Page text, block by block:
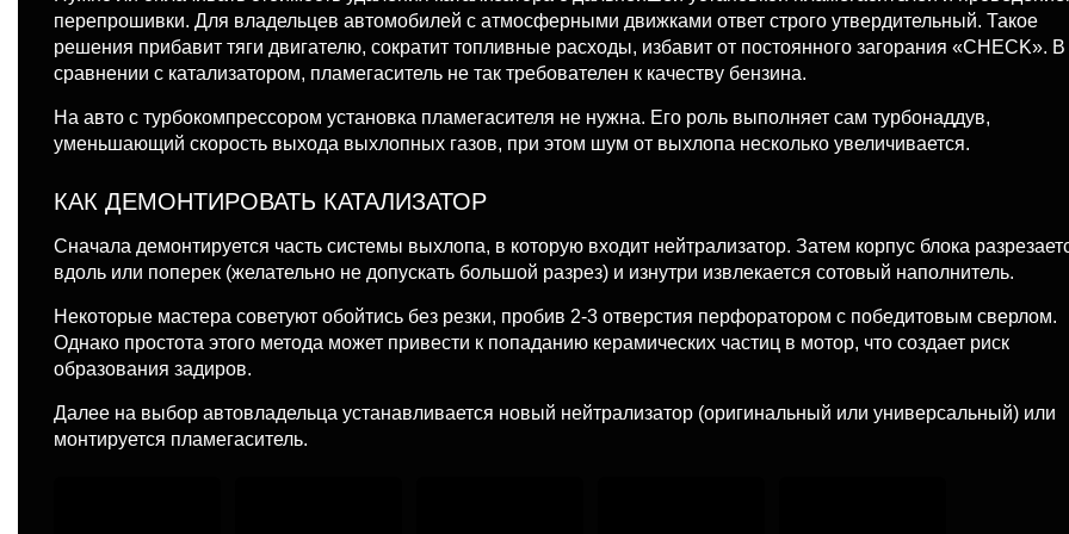
перепрошивки. Для владельцев автомобилей с атмосферными движками ответ строго утвердительный. Такое
решения прибавит тяги двигателю, сократит топливные расходы, избавит от постоянного загорания «CHECK». В
сравнении с катализатором, пламегаситель не так требователен к качеству бензина.
На авто с турбокомпрессором установка пламегасителя не нужна. Его роль выполняет сам турбонаддув,
уменьшающий скорость выхода выхлопных газов, при этом шум от выхлопа несколько увеличивается.
КАК ДЕМОНТИРОВАТЬ КАТАЛИЗАТОР
Сначала демонтируется часть системы выхлопа, в которую входит нейтрализатор. Затем корпус блока
вдоль или поперек (желательно не допускать большой разрез) и изнутри извлекается сотовый наполнитель.
Некоторые мастера советуют обойтись без резки, пробив 2-3 отверстия перфоратором с победитовым сверлом.
Однако простота этого метода может привести к попаданию керамических частиц в мотор, что создает риск
образования задиров.
Далее на выбор автовладельца устанавливается новый нейтрализатор (оригинальный или универсальный) или
монтируется пламегаситель.